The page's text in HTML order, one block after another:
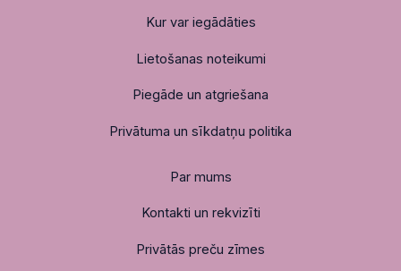
Kur var iegādāties
Lietošanas noteikumi
Piegāde un atgriešana
Privātuma un sīkdatņu politika
Par mums
Kontakti un rekvizīti
Privātās preču zīmes